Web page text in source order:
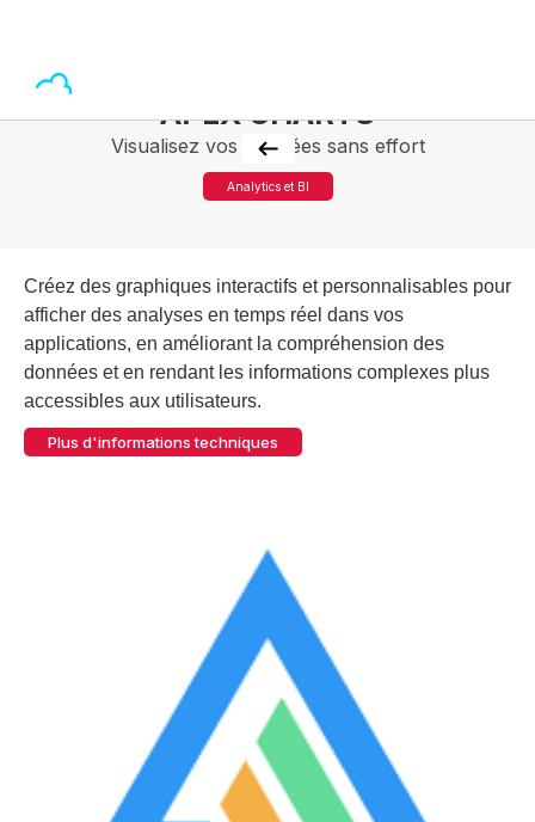
APEX CHARTS
Visualisez vos données sans effort
Analytics et BI
Créez des graphiques interactifs et personnalisables pour
afficher des analyses en temps réel dans vos
applications, en améliorant la compréhension des
données et en rendant les informations complexes plus
accessibles aux utilisateurs.
Plus d'informations techniques